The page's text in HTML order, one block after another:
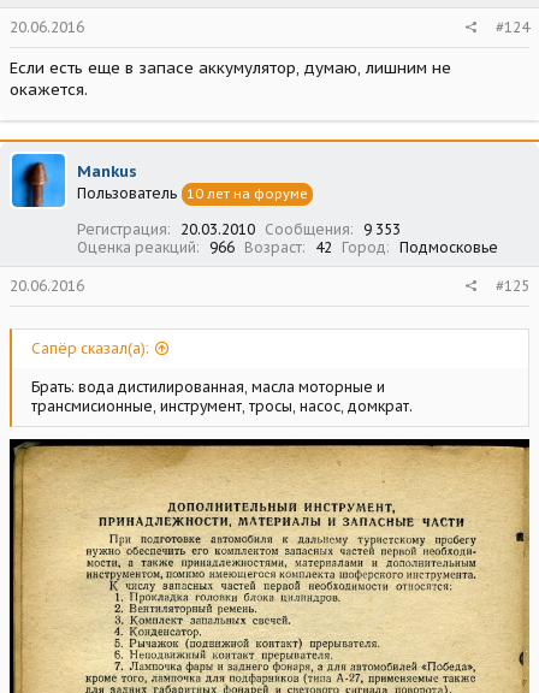
20.06.2016 #124
Если есть еще в запасе аккумулятор, думаю, лишним не
окажется.
Mankus
Пользователь 10 лет на форуме
Регистрация 20.03.2010 Сообщения
9 353
Оценка реакций
966 Возраст 42 Город Подмосковье
20.06.2016 #125
Сапёр сказал(а):
Брать: вода дистилированная, масла моторные и
трансмисионные, инструмент, тросы, насос, домкрат.